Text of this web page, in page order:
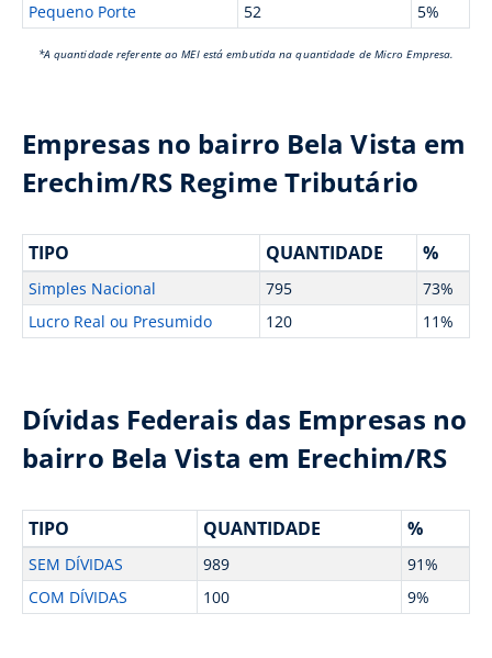
Pequeno Porte
52 5%
*A quantidade referente ao MEI está embutida na quantidade de Micro Empresa.
Empresas no bairro Bela Vista em
Erechim/RS Regime Tributário
TIPO QUANTIDADE %
Simples Nacional 795
73%
Lucro Real ou Presumido
120 11%
Dívidas Federais das Empresas no
bairro Bela Vista em Erechim/RS
TIPO QUANTIDADE %
SEM DÍVIDAS 989
91%
COM DÍVIDAS
100 9%